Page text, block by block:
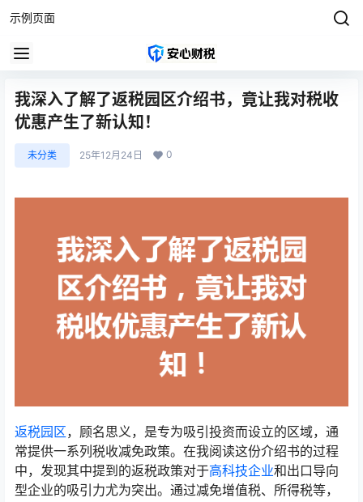
示例页面
我深入了解了返税园区介绍书，竟让我对税收
优惠产生了新认知！
未分类 25年12月24日 0
返税园区，顾名思义，是专为吸引投资而设立的区域，通
常提供一系列税收减免政策。在我阅读这份介绍书的过程
中，发现其中提到的返税政策对于高科技企业和出口导向
型企业的吸引力尤为突出。通过减免增值税、所得税等，